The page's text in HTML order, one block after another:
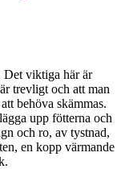
Det viktiga här är
trevligt och att man
behöva skämmas.
upp fötterna och
och ro, av tystnad,
en kopp värmande